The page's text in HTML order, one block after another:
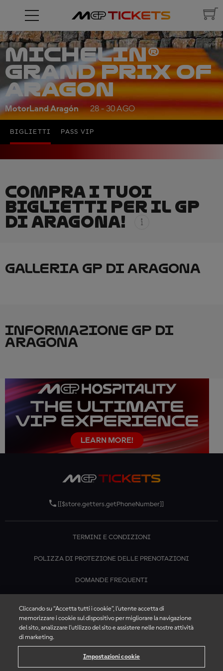
MICHELIN®
GRAND PRIX OF
ARAGON
MotorLand Aragón 28 - 30 AGO
BIGLIETTI PASS VIP
COMPRA I TUOI
BIGLIETTI PER IL GP
DI ARAGONA!
GALLERIA GP DI ARAGONA
INFORMAZIONE GP DI
ARAGONA
[[$store.getters.getPhoneNumber]]
TERMINI E CONDIZIONI
POLIZZA DI PROTEZIONE DELLE PRENOTAZIONI
DOMANDE FREQUENTI
Cliccando su “Accetta tutti i cookie”, l'utente accetta di
memorizzare i cookie sul dispositivo per migliorare la navigazione
del sito, analizzare l'utilizzo del sito e assistere nelle nostre attività
di marketing.
Impostazioni cookie